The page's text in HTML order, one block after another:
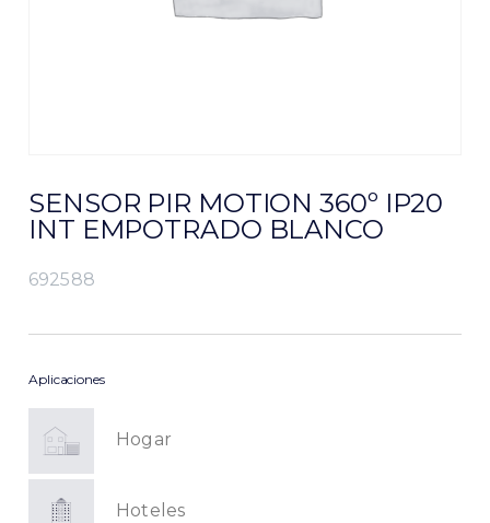
SENSOR PIR MOTION 360º IP20
INT EMPOTRADO BLANCO
692588
Aplicaciones
Hogar
Hoteles